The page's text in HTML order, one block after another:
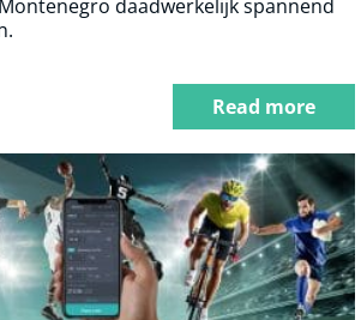
daadwerkelijk spannend
Read more